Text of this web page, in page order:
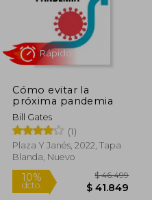
50%
dcto.
Cómo evitar la
próxima pandemia
Bill Gates
(1)
Plaza Y Janés, 2022, Tapa
Blanda, Nuevo